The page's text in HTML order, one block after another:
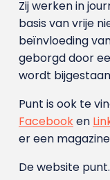
Zij werken in
basis van vrije
beïnvloeding
geborgd door
wordt
Punt is ook te
Facebooken
er een
De website